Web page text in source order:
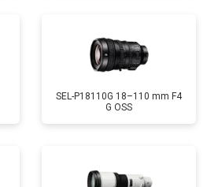
SEL-P18110G 18–110 mm F4
G OSS